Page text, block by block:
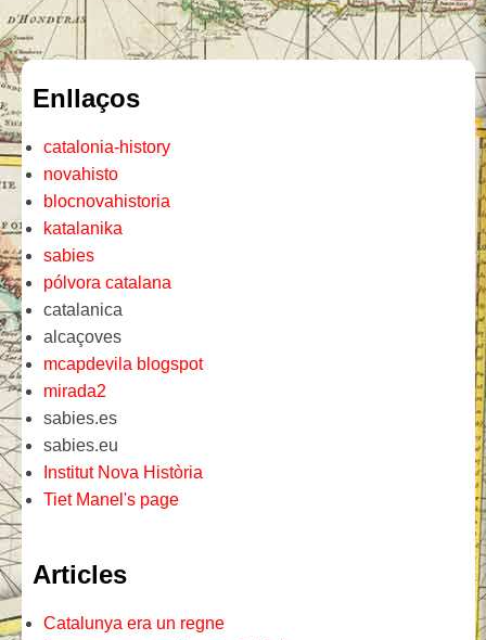
Enllaços
catalonia-history
novahisto
blocnovahistoria
katalanika
sabies
pólvora catalana
catalanica
alcaçoves
mcapdevila blogspot
mirada2
sabies.es
sabies.eu
Institut Nova Història
Tiet Manel's page
Articles
Catalunya era un regne